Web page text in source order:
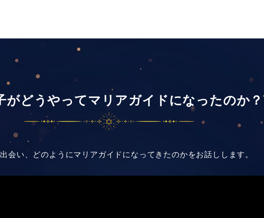
がどうやってマリアガイドになったのか？
会い、どのようにマリアガイドになってきたのかをお話しします。